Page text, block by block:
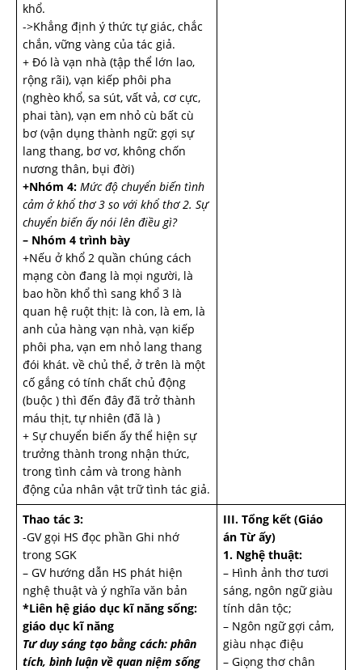
khổ.
->Khẳng định ý thức tự giác, chắc
chắn, vững vàng của tác giả.
+ Đó là vạn nhà (tập thể lớn lao,
rộng rãi), vạn kiếp phôi pha
(nghèo khổ, sa sút, vất vả, cơ cực,
phai tàn), vạn em nhỏ cù bất cù
bơ (vận dụng thành ngữ: gợi sự
lang thang, bơ vơ, không chốn
nương thân, bụi đời)
+Nhóm 4: Mức độ chuyển biến tình
cảm ở khổ thơ 3 so với khổ thơ 2. Sự
chuyển biến ấy nói lên điều gì?
– Nhóm 4 trình bày
+Nếu ở khổ 2 quần chúng cách
mạng còn đang là mọi người, là
bao hồn khổ thì sang khổ 3 là
quan hệ ruột thịt: là con, là em, là
anh của hàng vạn nhà, vạn kiếp
phôi pha, vạn em nhỏ lang thang
đói khát. về chủ thể, ở trên là một
cố gắng có tính chất chủ động
(buộc ) thì đến đây đã trở thành
máu thịt, tự nhiên (đã là )
+ Sự chuyển biến ấy thể hiện sự
trưởng thành trong nhận thức,
trong tình cảm và trong hành
động của nhân vật trữ tình tác giả.
Thao tác 3:
-GV gọi HS đọc phần Ghi nhớ
trong SGK
– GV hướng dẫn HS phát hiện
nghệ thuật và ý nghĩa văn bản
*Liên hệ giáo dục kĩ năng sống:
giáo dục kĩ năng
Tư duy sáng tạo bằng cách: phân
tích, bình luận về quan niệm sống
III. Tổng kết (Giáo
án Từ ấy)
1. Nghệ thuật:
– Hình ảnh thơ tươi
sáng, ngôn ngữ giàu
tính dân tộc;
– Ngôn ngữ gợi cảm,
giàu nhạc điệu
– Giọng thơ chân